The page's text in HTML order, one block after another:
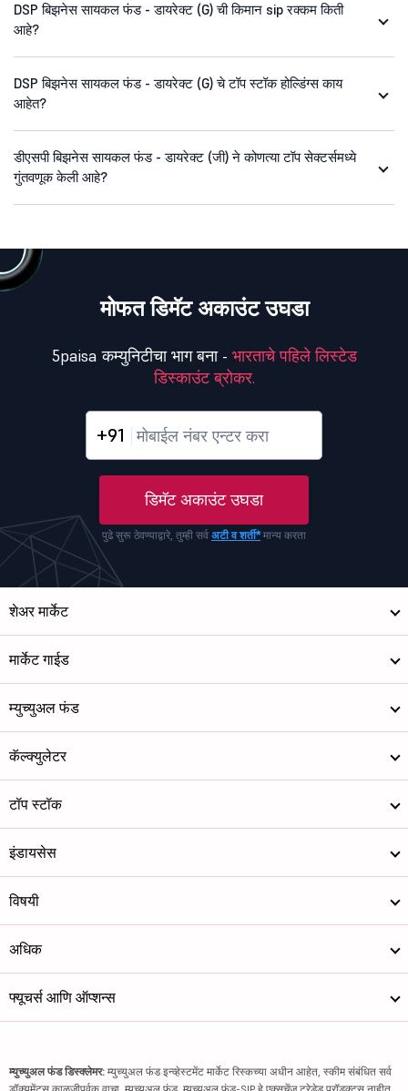
DSP बिझनेस सायकल फंड - डायरेक्ट (G) ची किमान sip रक्कम किती
आहे?
DSP बिझनेस सायकल फंड - डायरेक्ट (G) चे टॉप स्टॉक होल्डिंग्स काय
आहेत?
डीएसपी बिझनेस सायकल फंड - डायरेक्ट (जी) ने कोणत्या टॉप सेक्टर्समध्ये
गुंतवणूक केली आहे?
मोफत डिमॅट अकाउंट उघडा
5paisa कम्युनिटीचा भाग बना - भारताचे पहिले लिस्टेड
डिस्काउंट ब्रोकर.
+91
डिमॅट अकाउंट उघडा
पुढे सुरू ठेवण्याद्वारे, तुम्ही सर्व अटी व शर्ती*मान्य करता
शेअर मार्केट
मार्केट गाईड
म्युच्युअल फंड
कॅल्क्युलेटर
टॉप स्टॉक
इंडायसेस
विषयी
अधिक
फ्यूचर्स आणि ऑप्शन्स
म्युच्युअल फंड डिस्क्लेमर: म्युच्युअल फंड इन्व्हेस्टमेंट मार्केट रिस्कच्या अधीन आहेत, स्कीम संबंधित सर्व